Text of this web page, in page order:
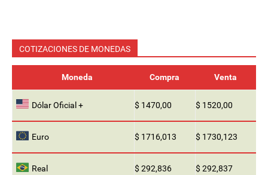
COTIZACIONES DE MONEDAS
Moneda Compra Venta
Dólar Oficial + $ 1470,00 $ 1520,00
Euro $ 1716,013 $ 1730,123
Real $ 292,836 $ 292,837